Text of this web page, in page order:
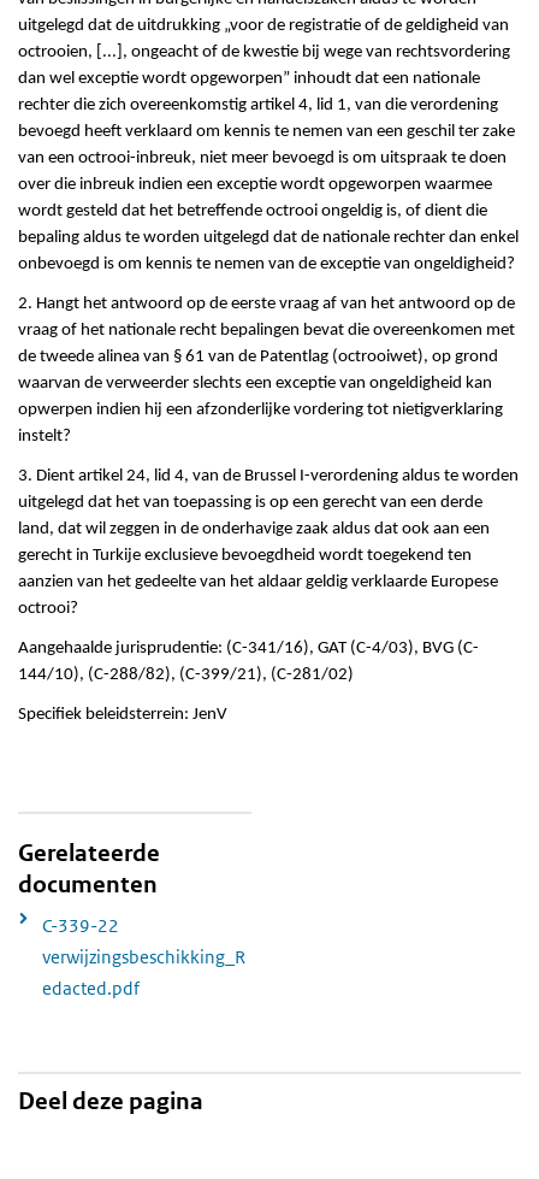
uitgelegd dat de uitdrukking „voor de registratie of de geldigheid van
octrooien, [...], ongeacht of de kwestie bij wege van rechtsvordering
dan wel exceptie wordt opgeworpen” inhoudt dat een nationale
rechter die zich overeenkomstig artikel 4, lid 1, van die verordening
bevoegd heeft verklaard om kennis te nemen van een geschil ter zake
van een octrooi-inbreuk, niet meer bevoegd is om uitspraak te doen
over die inbreuk indien een exceptie wordt opgeworpen waarmee
wordt gesteld dat het betreffende octrooi ongeldig is, of dient die
bepaling aldus te worden uitgelegd dat de nationale rechter dan enkel
onbevoegd is om kennis te nemen van de exceptie van ongeldigheid?
2. Hangt het antwoord op de eerste vraag af van het antwoord op de
vraag of het nationale recht bepalingen bevat die overeenkomen met
de tweede alinea van § 61 van de Patentlag (octrooiwet), op grond
waarvan de verweerder slechts een exceptie van ongeldigheid kan
opwerpen indien hij een afzonderlijke vordering tot nietigverklaring
instelt?
3. Dient artikel 24, lid 4, van de Brussel I-verordening aldus te worden
uitgelegd dat het van toepassing is op een gerecht van een derde
land, dat wil zeggen in de onderhavige zaak aldus dat ook aan een
gerecht in Turkije exclusieve bevoegdheid wordt toegekend ten
aanzien van het gedeelte van het aldaar geldig verklaarde Europese
octrooi?
Aangehaalde jurisprudentie: (C-341/16), GAT (C-4/03), BVG (C-
144/10), (C-288/82), (C-399/21), (C-281/02)
Specifiek beleidsterrein: JenV
Gerelateerde
documenten
C-339-22
verwijzingsbeschikking_R
edacted.pdf
Deel deze pagina